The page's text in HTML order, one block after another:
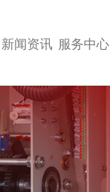
新闻资讯 服务中心